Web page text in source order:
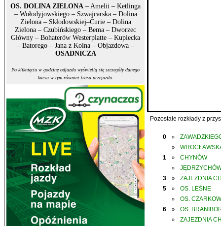
OS. DOLINA ZIELONA – Amelii – Ketlinga
– Wołodyjowskiego – Szwajcarska – Dolina
Zielona – Skłodowskiej–Curie – Dolina
Zielona – Czubińskiego – Bema – Dworzec
Główny – Bohaterów Westerplatte – Kupiecka
– Batorego – Jana z Kolna – Objazdowa –
OSADNICZA
Po kliknięciu w godzinę odjazdu wyświetlą się szczegóły danego
kursu w tym również trasa przejazdu.
Pozostałe rozkłady z
0 »
»
1
» CHYNÓW
»
3
»
ZAJEZDNIA
5
» OS. LEŚNE
»
OS.
6
» OS.
»
ZAJEZDNIA